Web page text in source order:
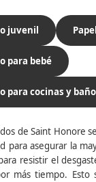
juvenil
para bebé
para cocinas y
de Saint Honore
para asegurar la
resistir el
más tiempo. Esto